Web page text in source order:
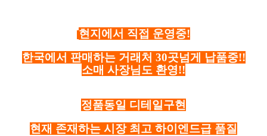
현지에서 직접 운영중!
한국에서 판매하는 거래처 30곳넘게 납품중!!
소매 사장님도 환영!!
정품동일 디테일구현
현재 존재하는 시장 최고 하이엔드급 품질